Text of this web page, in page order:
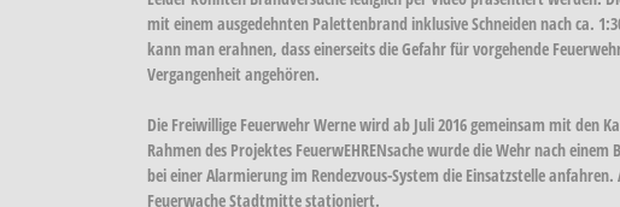
mit einem ausgedehnten Palettenbrand inklusive Schneiden nach ca.
kann man erahnen, dass einerseits die Gefahr für vorgehende
Vergangenheit angehören.
Die Freiwillige Feuerwehr Werne wird ab Juli 2016 gemeinsam mit den
Rahmen des Projektes FeuerwEHRENsache wurde die Wehr nach
bei einer Alarmierung im Rendezvous-System die Einsatzstelle
Feuerwache Stadtmitte stationiert.